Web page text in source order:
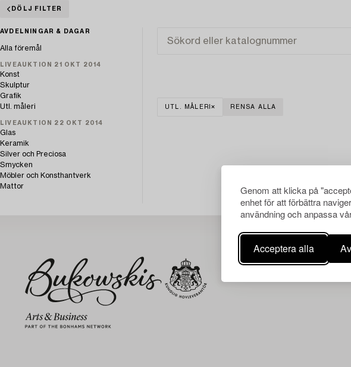
Genom att klicka på
enhet för att förbättra
användning och anpassa
Acceptera alla
DÖLJ FILTER
AVDELNINGAR & DAGAR
Alla föremål
LIVEAUKTION 21 OKT 2014
Konst
Skulptur
Grafik
Utl. måleri
LIVEAUKTION 22 OKT 2014
Glas
Keramik
Silver och Preciosa
Smycken
Möbler och Konsthantverk
Mattor
UTL. MÅLERI RENSA ALLA